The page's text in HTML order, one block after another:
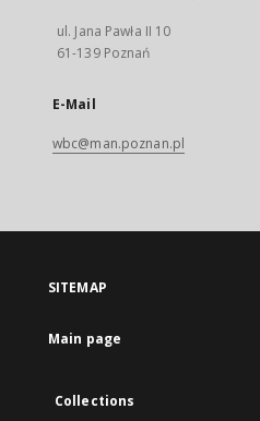
ul. Jana Pawła II 10
61-139 Poznań
E-Mail
wbc@man.poznan.pl
SITEMAP
Main page
Collections